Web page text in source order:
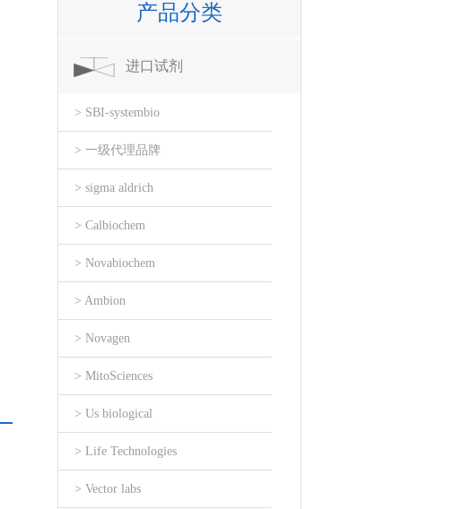
产品分类
进口试剂
> SBI-systembio
> 一级代理品牌
> sigma aldrich
> Calbiochem
> Novabiochem
> Ambion
> Novagen
> MitoSciences
> Us biological
> Life Technologies
> Vector labs